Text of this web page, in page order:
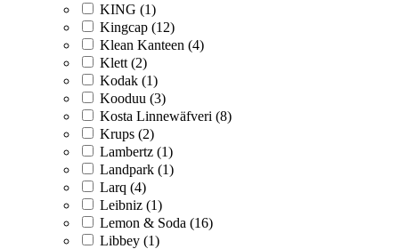
KING (1)
Kingcap (12)
Klean Kanteen (4)
Klett (2)
Kodak (1)
Kooduu (3)
Kosta Linnewäfveri (8)
Krups (2)
Lambertz (1)
Landpark (1)
Larq (4)
Leibniz (1)
Lemon & Soda (16)
Libbey (1)